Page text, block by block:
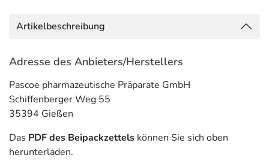
Artikelbeschreibung
Adresse des Anbieters/Herstellers
Pascoe pharmazeutische Präparate GmbH
Schiffenberger Weg 55
35394 Gießen
Das PDF des Beipackzettels können Sie sich oben
herunterladen.